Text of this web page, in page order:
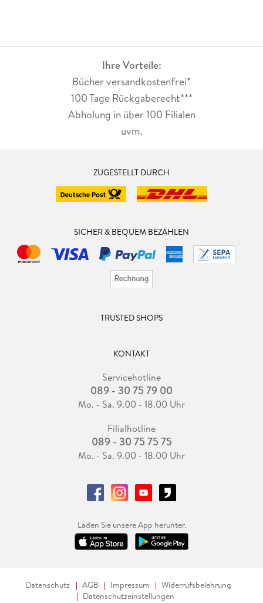
Ihre Vorteile:
Bücher versandkostenfrei*
100 Tage Rückgaberecht***
Abholung in über 100 Filialen
uvm.
ZUGESTELLT DURCH
SICHER & BEQUEM BEZAHLEN
TRUSTED SHOPS
KONTAKT
Servicehotline
089 - 30 75 79 00
Mo. - Sa. 9.00 - 18.00 Uhr
Filialhotline
089 - 30 75 75 75
Mo. - Sa. 9.00 - 18.00 Uhr
Laden Sie unsere App herunter.
Datenschutz AGB Impressum
Widerrufsbelehrung
Datenschutzeinstellungen